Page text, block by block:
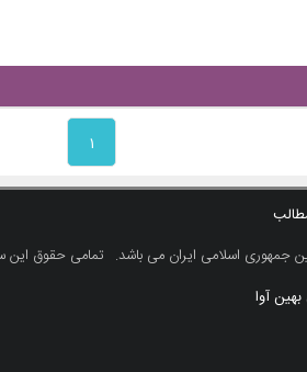
۱
جمهوری اسلامی ایران می باشد. تمامی حقوق این
بهین آوا